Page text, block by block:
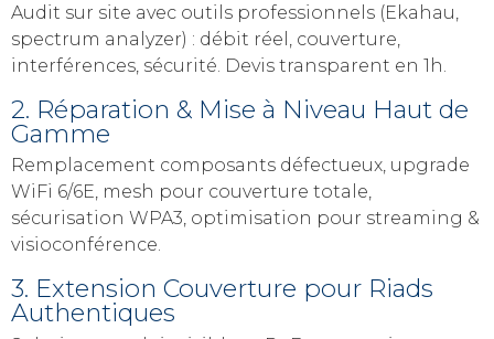
Audit sur site avec outils professionnels (Ekahau,
spectrum analyzer) : débit réel, couverture,
interférences, sécurité. Devis transparent en 1h.
2. Réparation & Mise à Niveau Haut de
Gamme
Remplacement composants défectueux, upgrade
WiFi 6/6E, mesh pour couverture totale,
sécurisation WPA3, optimisation pour streaming &
visioconférence.
3. Extension Couverture pour Riads
Authentiques